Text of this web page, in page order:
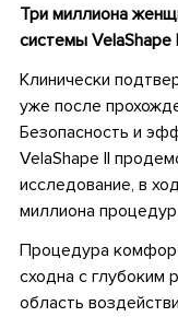
Три миллиона
системы VelaShape
Клинически
уже после
Безопасность и
VelaShape II
исследование, в
миллиона
Процедура
сходна с глубоким
область